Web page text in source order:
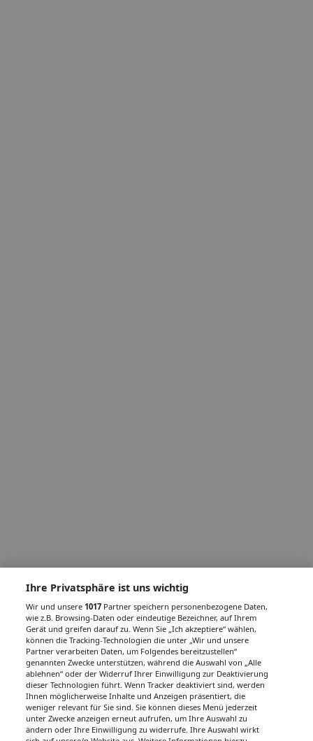
Ihre Privatsphäre ist uns wichtig
Wir und unsere1017 Partner speichern personenbezogene Daten,
wie z.B. Browsing-Daten oder eindeutige Bezeichner, auf Ihrem
Gerät und greifen darauf zu. Wenn Sie „Ich akzeptiere“ wählen,
können die Tracking-Technologien die unter „Wir und unsere
Partner verarbeiten Daten, um Folgendes bereitzustellen“
genannten Zwecke unterstützen, während die Auswahl von „Alle
ablehnen“ oder der Widerruf Ihrer Einwilligung zur Deaktivierung
dieser Technologien führt. Wenn Tracker deaktiviert sind, werden
Ihnen möglicherweise Inhalte und Anzeigen präsentiert, die
weniger relevant für Sie sind. Sie können dieses Menü jederzeit
unter Zwecke anzeigen erneut aufrufen, um Ihre Auswahl zu
ändern oder Ihre Einwilligung zu widerrufe. Ihre Auswahl wirkt